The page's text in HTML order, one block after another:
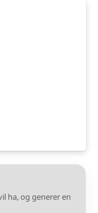
ha, og generer en